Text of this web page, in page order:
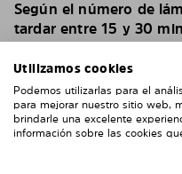
Según el número de
tardar entre 15 y 30
específicas del vehículo
Si tienes algún
montaje, no dudes en
Utilizamos cookies
Podemos utilizarlas para el
para mejorar nuestro sitio web,
brindarle una excelente
información sobre las cookies